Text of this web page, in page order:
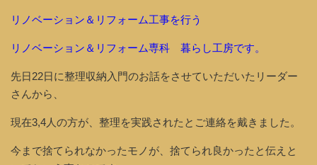
リノベーション＆リフォーム工事を行う
リノベーション＆リフォーム専科 暮らし工房です。
先日22日に整理収納入門のお話をさせていただいたリーダー
さんから、
現在3,4人の方が、整理を実践されたとご連絡を戴きました。
今まで捨てられなかったモノが、捨てられ良かったと伝えと